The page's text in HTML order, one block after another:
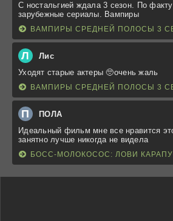
С ностальгией ждала 3 сезон. По
зарубежные сериалы. Вампиры
ВАМПИРЫ СРЕДНЕЙ ПОЛОСЫ 3
Л Лис
Уходят старые актеры 🥺очень жаль
ВАМПИРЫ СРЕДНЕЙ ПОЛОСЫ 3
П ПОЛА
Идеальный фильм мне все нравится
занятно лучше никогда не видела
БОСС-МОЛОКОСОС: ЛОВИ